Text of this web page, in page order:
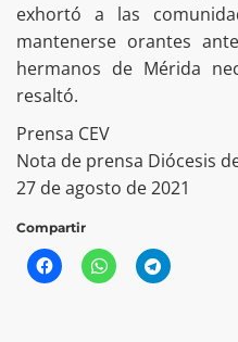
exhortó a las
mantenerse orantes
hermanos de Mérida
resaltó.
Prensa CEV
Nota de prensa Diócesis
27 de agosto de 2021
Compartir